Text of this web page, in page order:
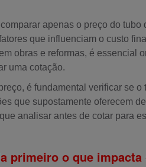
apenas o preço do
que influenciam o custo
obras e reformas, é essencial
uma cotação.
é fundamental verificar se
que supostamente oferecem
analisar antes de cotar para
primeiro o que impacta